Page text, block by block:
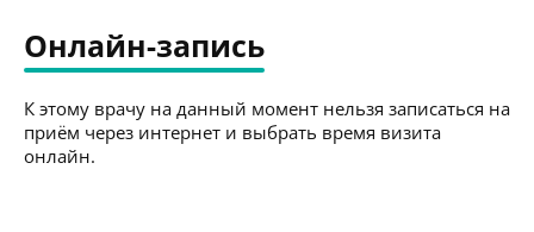
Онлайн-запись
К этому врачу на данный момент нельзя записаться на
приём через интернет и выбрать время визита
онлайн.